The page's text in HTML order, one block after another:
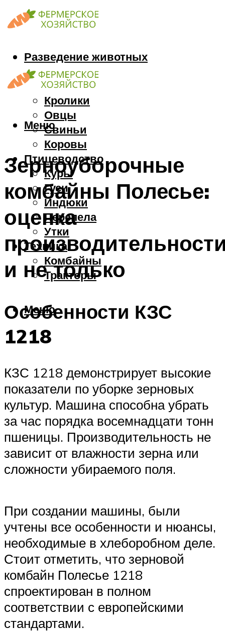
Разведение животных
Козы
Кони
Кролики
Овцы
Свиньи
Коровы
Птицеводство
Куры
Гуси
Индюки
Перепела
Утки
Техника
Комбайны
Тракторы
Меню
Меню
Зерноуборочные
комбайны Полесье:
оценка
и не только
Особенности КЗС
1218
КЗС 1218 демонстрирует высокие
показатели по уборке зерновых
культур. Машина способна убрать
за час порядка восемнадцати тонн
пшеницы. Производительность не
зависит от влажности зерна или
сложности убираемого поля.
При создании машины, были
учтены все особенности и нюансы,
необходимые в хлеборобном деле.
Стоит отметить, что зерновой
комбайн Полесье 1218
спроектирован в полном
соответствии с европейскими
стандартами.